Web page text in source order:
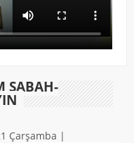
SABAH-
Çarşamba |